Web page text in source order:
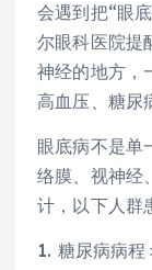
会遇到把“眼
尔眼科医院提
神经的地方，
高血压、糖尿
眼底病不是单
络膜、视神经
计，以下人群
1. 糖尿病病程